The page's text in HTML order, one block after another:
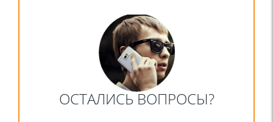
ОСТАЛИСЬ ВОПРОСЫ?